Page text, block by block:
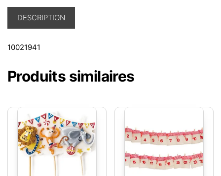
DESCRIPTION
10021941
Produits similaires